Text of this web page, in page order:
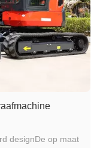
designDe op maat